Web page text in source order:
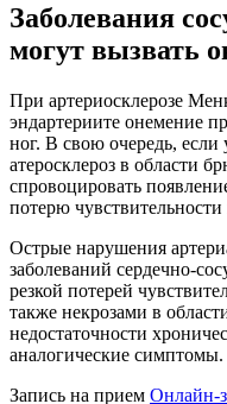
Заболевания
могут вызвать
При артериосклерозе
эндартериите онемение
ног. В свою очередь, если
атеросклероз в области
спровоцировать
потерю
Острые нарушения
заболеваний сердечно-
резкой потерей
также некрозами в
недостаточности
аналогические симптомы.
Запись на прием Онлайн-